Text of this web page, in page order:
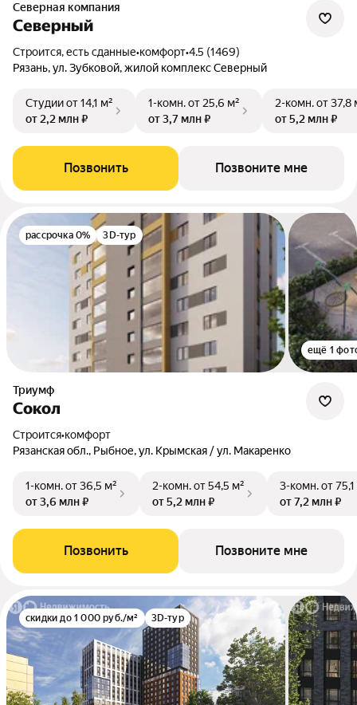
Северная компания
Северный
Строится, есть сданные•комфорт•4.5 (1469)
Рязань, ул. Зубковой, жилой комплекс Северный
Студииот 14,1 м²
от 2,2 млн ₽
1-комн.от 25,6 м²
от 3,7 млн ₽
2-комн.от 37,8
от 5,2 млн ₽
Позвонить Позвоните мне
рассрочка 0% 3D-тур
ещё 1
Триумф
Сокол
Строится•комфорт
Рязанская обл., Рыбное, ул. Крымская / ул. Макаренко
1-комн.от 36,5 м²
от 3,6 млн ₽
2-комн.от 54,5 м²
от 5,2 млн ₽
3-комн.от
от 7,2 млн ₽
Позвонить Позвоните мне
скидки до 1 000 руб./м² 3D-тур